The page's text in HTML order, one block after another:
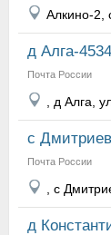
Алкино-2,
д Алга-
Почта России
, д Алга,
с
Почта России
, с
д